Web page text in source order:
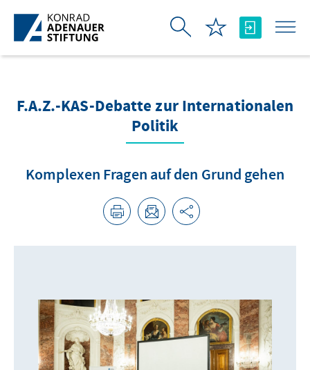
Skip to Main Content
F.A.Z.-KAS-Debatte zur Internationalen
Politik
Komplexen Fragen auf den Grund gehen